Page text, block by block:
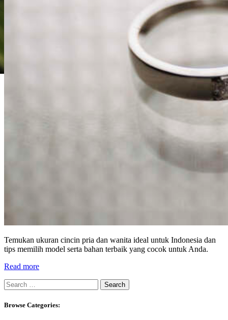
Temukan ukuran cincin pria dan wanita ideal untuk Indonesia dan
tips memilih model serta bahan terbaik yang cocok untuk Anda.
Read more
Search
for:
Browse Categories: